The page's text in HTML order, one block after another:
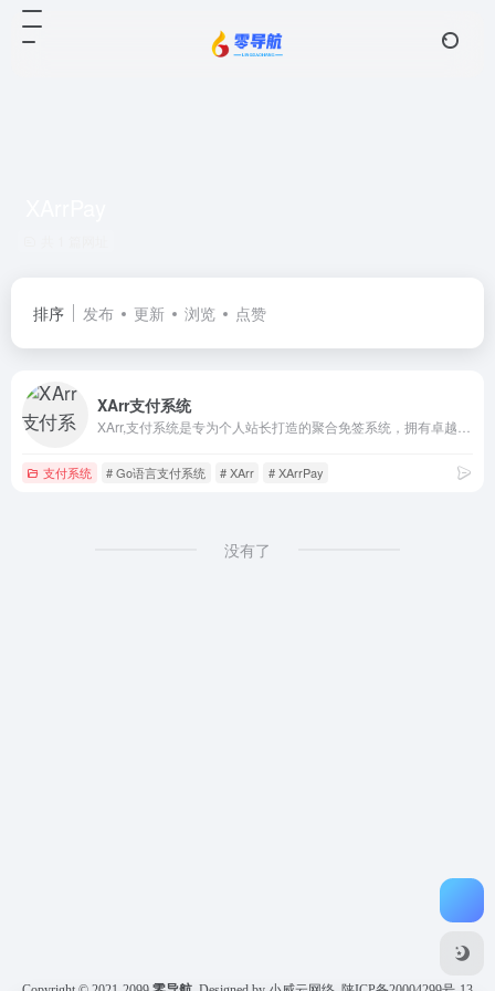
排序 发布 更新 浏览 点赞
XArr支付系统
支付系统 # Go语言支付系统 # XArr # XArrPay
没有了